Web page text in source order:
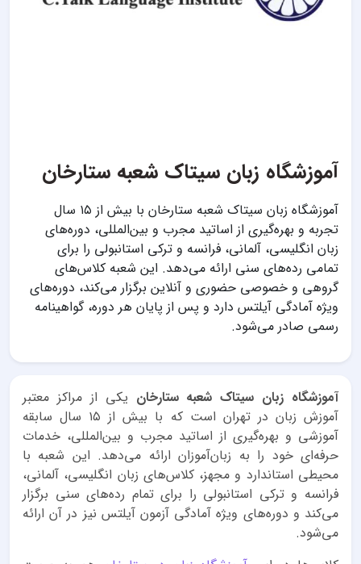
آموزشگاه زبان سیتاک شعبه ستارخان
آموزشگاه زبان سیتاک شعبه ستارخان با بیش از ۱۵ سال
تجربه و بهره‌گیری از اساتید مجرب و بین‌المللی، دوره‌های
زبان انگلیسی، آلمانی، فرانسه و ترکی استانبولی را برای
تمامی رده‌های سنی ارائه می‌دهد. این شعبه کلاس‌های
گروهی و خصوصی حضوری و آنلاین برگزار می‌کند، دوره‌های
ویژه آمادگی آیلتس دارد و پس از پایان هر دوره، گواهینامه
رسمی صادر می‌شود.
آموزشگاه زبان سیتاک شعبه ستارخان یکی از مراکز معتبر
آموزش زبان در تهران است که با بیش از ۱۵ سال سابقه
آموزشی و بهره‌گیری از اساتید مجرب و بین‌المللی، خدمات
حرفه‌ای خود را به زبان‌آموزان ارائه می‌دهد. این شعبه با
محیطی استاندارد و مجهز، کلاس‌های زبان انگلیسی، آلمانی،
فرانسه و ترکی استانبولی را برای تمام رده‌های سنی برگزار
می‌کند و دوره‌های ویژه آمادگی آزمون آیلتس نیز در آن ارائه
می‌شود.